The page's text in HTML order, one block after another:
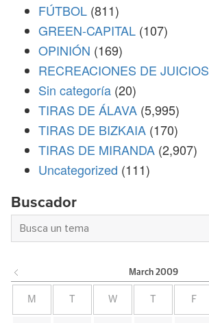
FÚTBOL (811)
GREEN-CAPITAL (107)
OPINIÓN (169)
RECREACIONES DE JUICIOS
Sin categoría (20)
TIRAS DE ÁLAVA (5,995)
TIRAS DE BIZKAIA (170)
TIRAS DE MIRANDA (2,907)
Uncategorized (111)
Buscador
March 2009
M T W T F